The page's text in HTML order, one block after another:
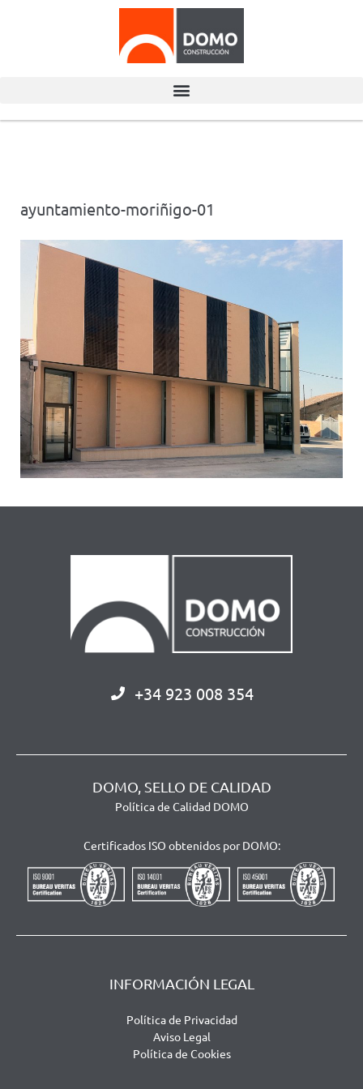
ayuntamiento-moriñigo-01
+34 923 008 354
DOMO, SELLO DE CALIDAD
Política de Calidad DOMO
Certificados ISO obtenidos por DOMO:
INFORMACIÓN LEGAL
Política de Privacidad
Aviso Legal
Política de Cookies